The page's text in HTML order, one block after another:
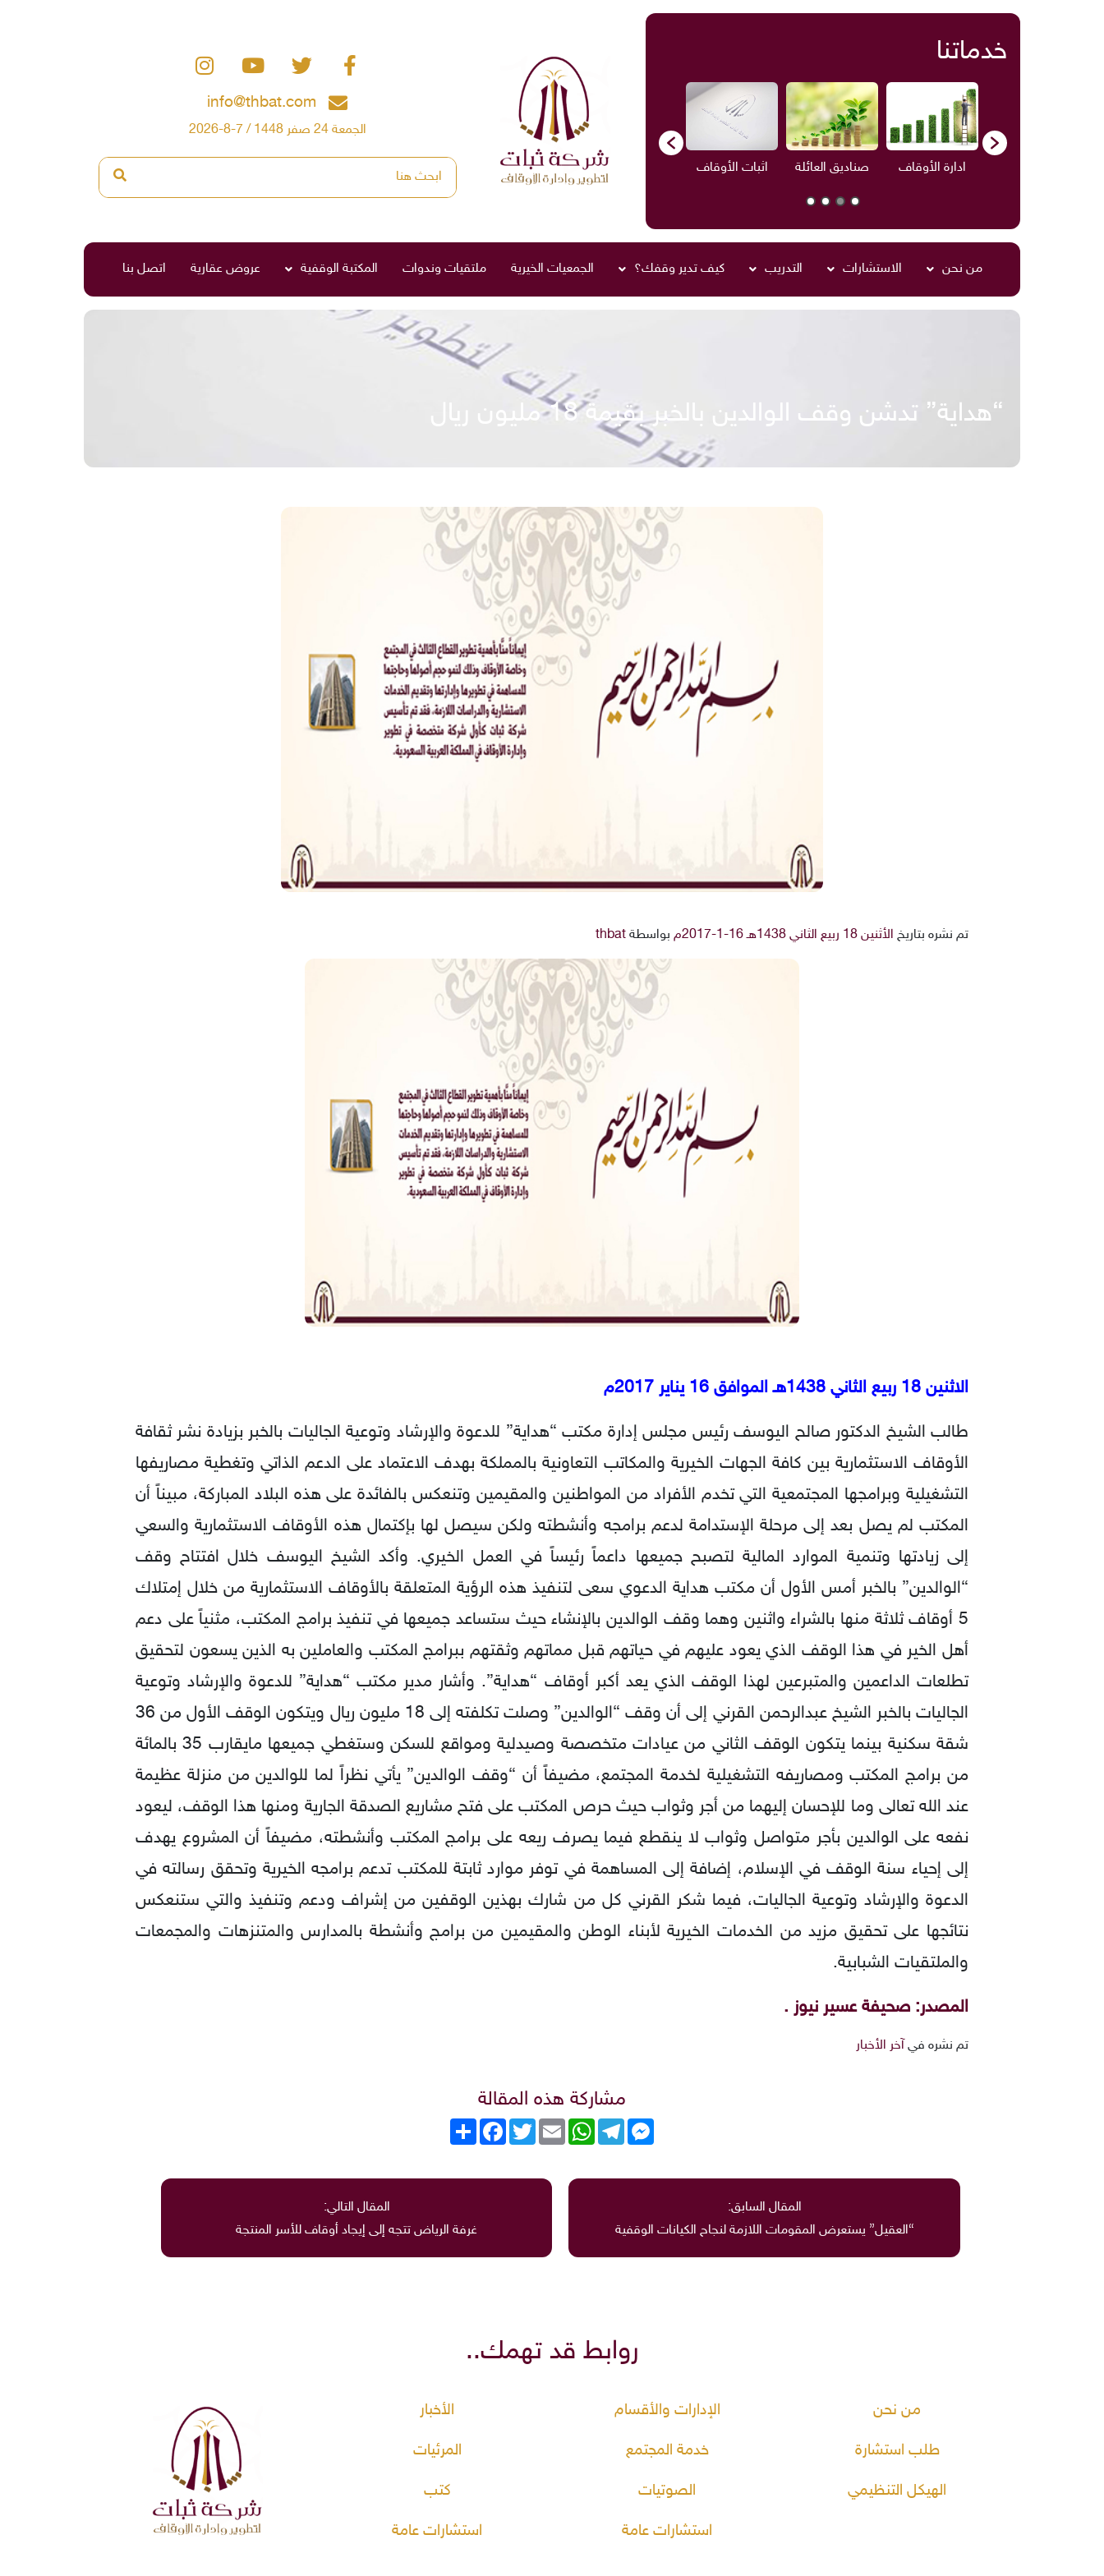
خدماتنا
ادارة الأوقاف صناديق العائلة اثبات الأوقاف الاستشارات ادارة الأوقاف صناديق العائلة
info@thbat.com
الجمعة 24 صفر 1448 / 7-8-2026
من نحن الاستشارات التدريب كيف تدير وقفك؟ الجمعيات الخيرية ملتقيات وندوات المكتبة الوقفية عروض عقارية اتصل بنا
“هداية” تدشن وقف الوالدين بالخبر بقيمة 18 مليون ريال
تم نشره بتاريخ الأثنين 18 ربيع الثاني 1438هـ 16-1-2017م بواسطة thbat
الاثنين 18 ربيع الثاني 1438هـ الموافق 16 يناير 2017م
طالب الشيخ الدكتور صالح اليوسف رئيس مجلس إدارة مكتب “هداية” للدعوة والإرشاد وتوعية الجاليات بالخبر بزيادة نشر ثقافة
الأوقاف الاستثمارية بين كافة الجهات الخيرية والمكاتب التعاونية بالمملكة بهدف الاعتماد على الدعم الذاتي وتغطية مصاريفها
التشغيلية وبرامجها المجتمعية التي تخدم الأفراد من المواطنين والمقيمين وتنعكس بالفائدة على هذه البلاد المباركة، مبيناً أن
المكتب لم يصل بعد إلى مرحلة الإستدامة لدعم برامجه وأنشطته ولكن سيصل لها بإكتمال هذه الأوقاف الاستثمارية والسعي
إلى زيادتها وتنمية الموارد المالية لتصبح جميعها داعماً رئيساً في العمل الخيري. وأكد الشيخ اليوسف خلال افتتاح وقف
“الوالدين” بالخبر أمس الأول أن مكتب هداية الدعوي سعى لتنفيذ هذه الرؤية المتعلقة بالأوقاف الاستثمارية من خلال إمتلاك
5 أوقاف ثلاثة منها بالشراء واثنين وهما وقف الوالدين بالإنشاء حيث ستساعد جميعها في تنفيذ برامج المكتب، مثنياً على دعم
أهل الخير في هذا الوقف الذي يعود عليهم في حياتهم قبل مماتهم وثقتهم ببرامج المكتب والعاملين به الذين يسعون لتحقيق
تطلعات الداعمين والمتبرعين لهذا الوقف الذي يعد أكبر أوقاف “هداية”. وأشار مدير مكتب “هداية” للدعوة والإرشاد وتوعية
الجاليات بالخبر الشيخ عبدالرحمن القرني إلى أن وقف “الوالدين” وصلت تكلفته إلى 18 مليون ريال ويتكون الوقف الأول من 36
شقة سكنية بينما يتكون الوقف الثاني من عيادات متخصصة وصيدلية ومواقع للسكن وستغطي جميعها مايقارب 35 بالمائة
من برامج المكتب ومصاريفه التشغيلية لخدمة المجتمع، مضيفاً أن “وقف الوالدين” يأتي نظراً لما للوالدين من منزلة عظيمة
عند الله تعالى وما للإحسان إليهما من أجر وثواب حيث حرص المكتب على فتح مشاريع الصدقة الجارية ومنها هذا الوقف، ليعود
نفعه على الوالدين بأجر متواصل وثواب لا ينقطع فيما يصرف ريعه على برامج المكتب وأنشطته، مضيفاً أن المشروع يهدف
إلى إحياء سنة الوقف في الإسلام، إضافة إلى المساهمة في توفر موارد ثابتة للمكتب تدعم برامجه الخيرية وتحقق رسالته في
الدعوة والإرشاد وتوعية الجاليات، فيما شكر القرني كل من شارك بهذين الوقفين من إشراف ودعم وتنفيذ والتي ستنعكس
نتائجها على تحقيق مزيد من الخدمات الخيرية لأبناء الوطن والمقيمين من برامج وأنشطة بالمدارس والمتنزهات والمجمعات
والملتقيات الشبابية.
المصدر: صحيفة عسير نيوز .
تم نشره في آخر الأخبار
مشاركة هذه المقالة
انشر
FacebookTwitterEmail
WhatsAppTelegram
Messenger
المقال السابق:
“العقيل” يستعرض المقومات اللازمة لنجاح الكيانات الوقفية
المقال التالي:
غرفة الرياض تتجه إلى إيجاد أوقاف للأسر المنتجة
روابط قد تهمك..
من نحن
طلب استشارة
الهيكل التنظيمي
الإدارات والأقسام
خدمة المجتمع
الصوتيات
استشارات عامة
الأخبار
المرئيات
كتب
استشارات عامة